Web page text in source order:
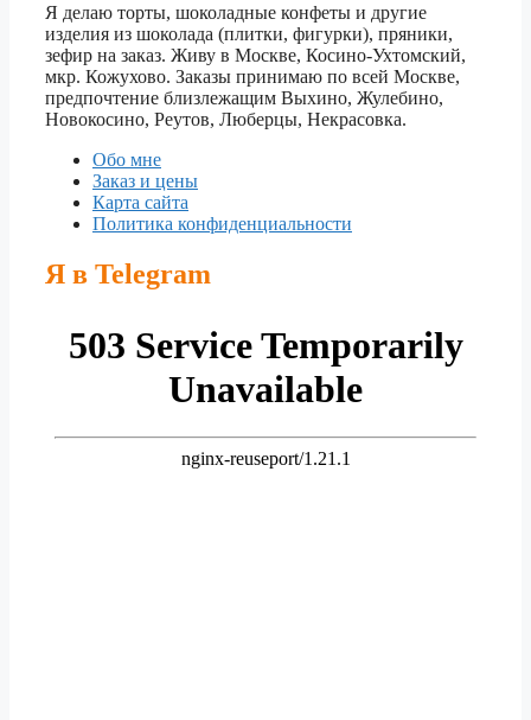
Я делаю торты, шоколадные конфеты и другие
изделия из шоколада (плитки, фигурки), пряники,
зефир на заказ. Живу в Москве, Косино-Ухтомский,
мкр. Кожухово. Заказы принимаю по всей Москве,
предпочтение близлежащим Выхино, Жулебино,
Новокосино, Реутов, Люберцы, Некрасовка.
Обо мне
Заказ и цены
Карта сайта
Политика конфиденциальности
Я в Telegram